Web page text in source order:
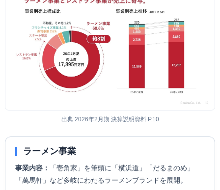
出典:2026年2月期 決算説明資料 P.10
ラーメン事業
事業内容：
「壱角家」を筆頭に「横浜道」「だるまのめ」
「萬馬軒」など多岐にわたるラーメンブランドを展開。